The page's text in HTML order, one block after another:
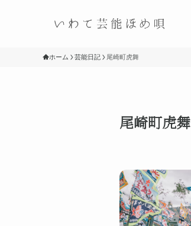
ホーム 芸能日記 尾崎町虎舞
尾崎町虎舞